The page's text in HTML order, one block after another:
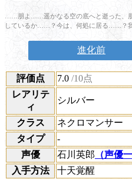
……朋よ……遥かなる空の底へと逝った、
しているか……？今は、何処に居る……？
進化前
評価点 7.0 /10点
レアリテ
ィ
シルバー
クラス
ネクロマンサー
タイプ
-
声優
石川英郎 （声優
入手方法
十天覚醒